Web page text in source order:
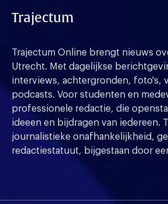
Trajectum
Trajectum Online brengt nieuws
Utrecht. Met dagelijkse
interviews, achtergronden, foto's,
podcasts. Voor studenten en
professionele redactie, die
ideeen en bijdragen van iedereen.
journalistieke onafhankelijkheid,
redactiestatuut, bijgestaan door